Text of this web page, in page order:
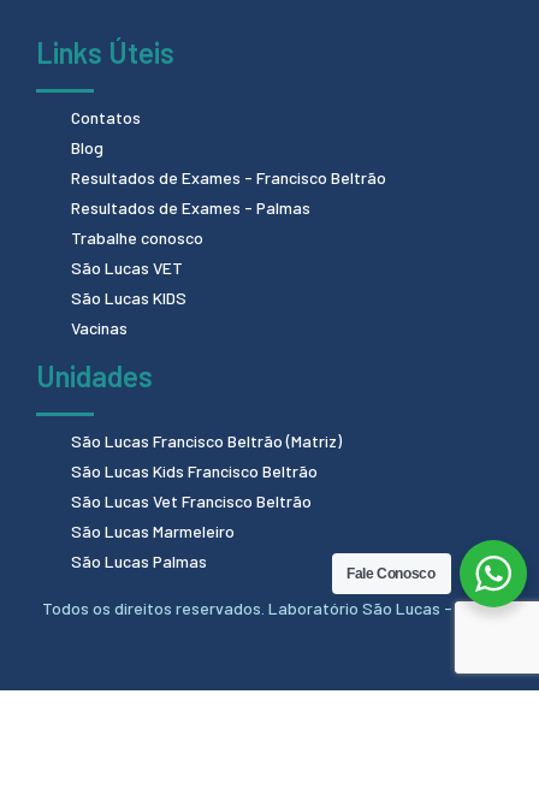
Links Úteis
Contatos
Blog
Resultados de Exames - Francisco Beltrão
Resultados de Exames - Palmas
Trabalhe conosco
São Lucas VET
São Lucas KIDS
Vacinas
Unidades
São Lucas Francisco Beltrão (Matriz)
São Lucas Kids Francisco Beltrão
São Lucas Vet Francisco Beltrão
São Lucas Marmeleiro
São Lucas Palmas
Todos os direitos reservados. Laboratório São Lucas - 2024.
Fale Conosco